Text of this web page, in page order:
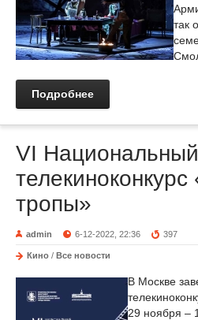
так
Подробнее
VI Национальный
тропы»
admin 6-12-2022, 22:36 397
Кино / Все новости
В Москве
29 ноября –